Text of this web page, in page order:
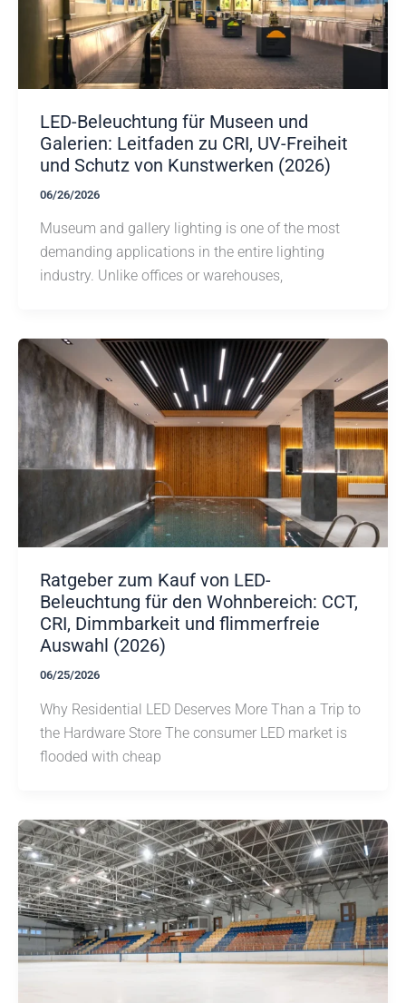
LED-Beleuchtung für Museen und
Galerien: Leitfaden zu CRI, UV-Freiheit
und Schutz von Kunstwerken (2026)
06/26/2026
Museum and gallery lighting is one of the most
demanding applications in the entire lighting
industry. Unlike offices or warehouses,
Ratgeber zum Kauf von LED-
Beleuchtung für den Wohnbereich: CCT,
CRI, Dimmbarkeit und flimmerfreie
Auswahl (2026)
06/25/2026
Why Residential LED Deserves More Than a Trip to
the Hardware Store The consumer LED market is
flooded with cheap